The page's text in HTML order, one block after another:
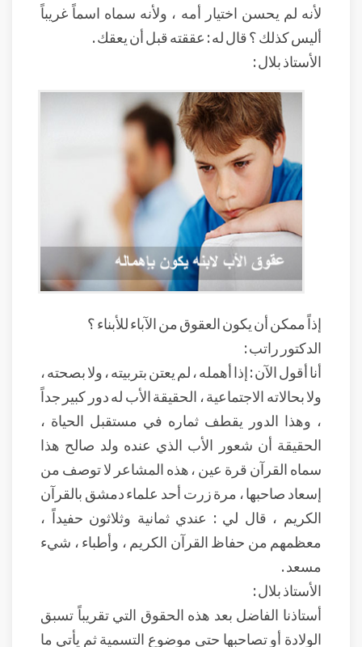
لأنه لم يحسن اختيار أمه ، ولأنه سماه اسماً غريباً
أليس كذلك ؟ قال له : عققته قبل أن يعقك .
الأستاذ بلال :
إذاً ممكن أن يكون العقوق من الآباء للأبناء ؟
الدكتور راتب :
أنا أقول الآن : إذا أهمله ، لم يعتن بتربيته ، ولا بصحته ،
ولا بحالاته الاجتماعية ، الحقيقة الأب له دور كبير جداً
، وهذا الدور يقطف ثماره في مستقبل الحياة ،
الحقيقة أن شعور الأب الذي عنده ولد صالح هذا
سماه القرآن قرة عين ، هذه المشاعر لا توصف من
إسعاد صاحبها ، مرة زرت أحد علماء دمشق بالقرآن
الكريم ، قال لي : عندي ثمانية وثلاثون حفيداً ،
معظمهم من حفاظ القرآن الكريم ، وأطباء ، شيء
مسعد .
الأستاذ بلال :
أستاذنا الفاضل بعد هذه الحقوق التي تقريباً تسبق
الولادة أو تصاحبها حتى موضوع التسمية ثم يأتي ما